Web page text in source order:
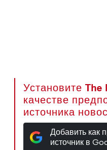
Установите The
качестве
источника
Добавить как
источник в